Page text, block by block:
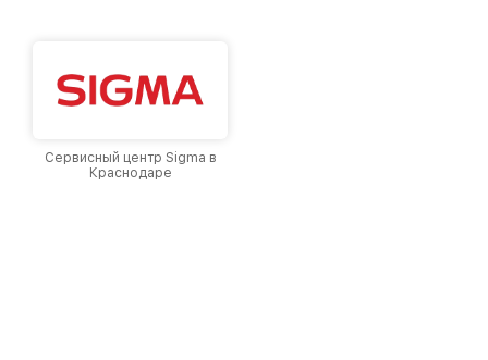
Сервисный центр Sigma в
Краснодаре